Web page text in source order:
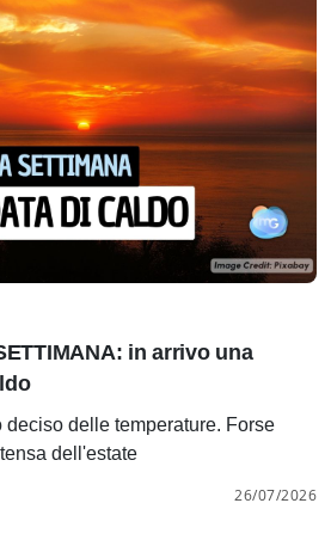
in arrivo una
deciso delle temperature. Forse
dell'estate
26/07/2026